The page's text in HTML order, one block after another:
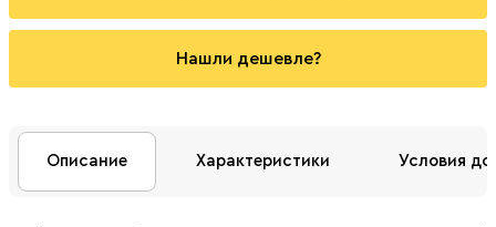
Нашли дешевле?
Описание Характеристики Условия